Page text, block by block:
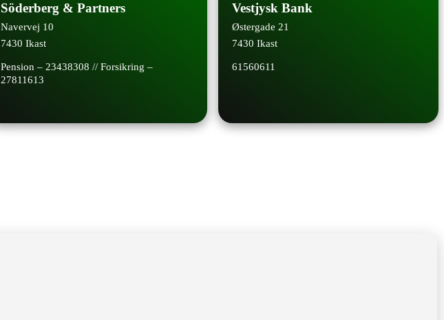
Söderberg & Partners
Navervej 10
7430 Ikast
Pension – 23438308 // Forsikring –
27811613
Vestjysk Bank
Østergade 21
7430 Ikast
61560611